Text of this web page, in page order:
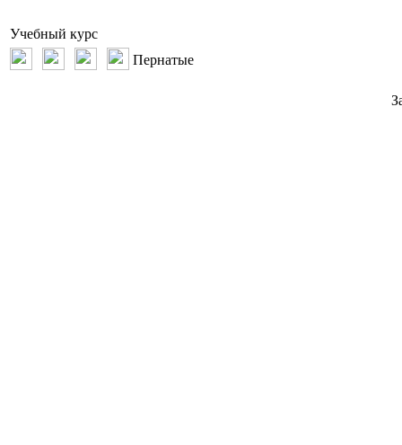
Учебный курс
Пернатые